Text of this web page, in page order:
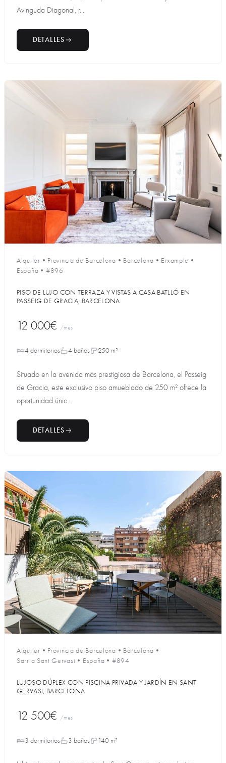
Avinguda Diagonal, r...
DETALLES
Alquiler • Provincia de Barcelona • Barcelona • Eixample •
España • #896
PISO DE LUJO CON TERRAZA Y VISTAS A CASA BATLLÓ EN
PASSEIG DE GRACIA, BARCELONA
12 000€ /mes
4 dormitorios 4 baños 250 m²
Situado en la avenida más prestigiosa de Barcelona, el Passeig
de Gracia, este exclusivo piso amueblado de 250 m² ofrece la
oportunidad únic...
DETALLES
Alquiler • Provincia de Barcelona • Barcelona •
Sarria Sant Gervasi • España • #894
LUJOSO DÚPLEX CON PISCINA PRIVADA Y JARDÍN EN SANT
GERVASI, BARCELONA
12 500€ /mes
3 dormitorios 3 baños 140 m²